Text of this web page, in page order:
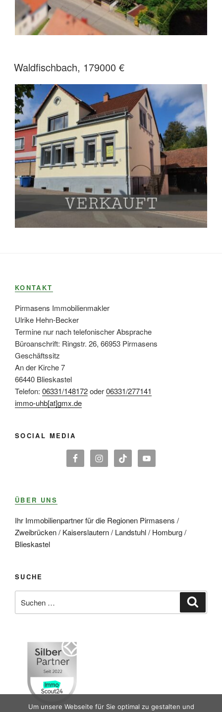
Waldfischbach, 179000 €
KONTAKT
Pirmasens Immobilienmakler
Ulrike Hehn-Becker
Termine nur nach telefonischer Absprache
Büroanschrift: Ringstr. 26, 66953 Pirmasens
Geschäftssitz
An der Kirche 7
66440 Blieskastel
Telefon: 06331/148172oder06331/277141
immo-uhb[at]gmx.de
SOCIAL MEDIA
ÜBER UNS
Ihr Immobilienpartner für die Regionen Pirmasens /
Zweibrücken / Kaiserslautern / Landstuhl / Homburg /
Blieskastel
SUCHE
nach:
Um unsere Webseite für Sie optimal zu gestalten und